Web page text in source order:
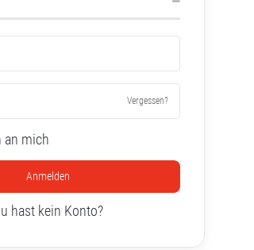
Vergessen?
an mich
Anmelden
hast kein Konto?